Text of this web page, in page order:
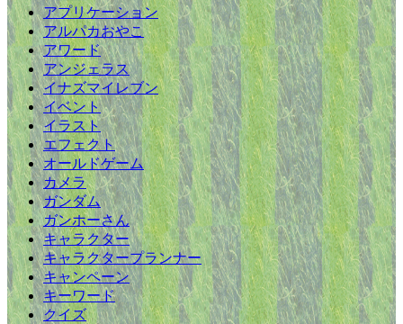
アプリケーション
アルパカおやこ
アワード
アンジェラス
イナズマイレブン
イベント
イラスト
エフェクト
オールドゲーム
カメラ
ガンダム
ガンホーさん
キャラクター
キャラクタープランナー
キャンペーン
キーワード
クイズ